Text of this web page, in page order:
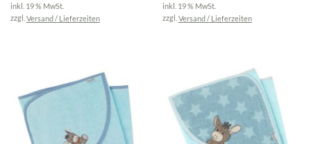
inkl. 19 % MwSt.
zzgl. Versand / Lieferzeiten
inkl. 19 % MwSt.
zzgl. Versand / Lieferzeiten